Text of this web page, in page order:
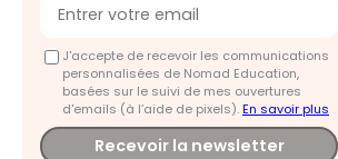
J'accepte de recevoir les communications
personnalisées de Nomad Education,
basées sur le suivi de mes ouvertures
d'emails (à l’aide de pixels).En savoir plus
Recevoir la newsletter